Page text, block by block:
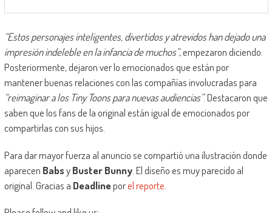
“Estos personajes inteligentes, divertidos y atrevidos han dejado una
impresión indeleble en la infancia de muchos”, empezaron diciendo.
Posteriormente, dejaron ver lo emocionados que están por
mantener buenas relaciones con las compañías involucradas para
“reimaginar a los Tiny Toons para nuevas audiencias”. Destacaron que
saben que los fans de la original están igual de emocionados por
compartirlas con sus hijos.
Para dar mayor fuerza al anuncio se compartió una ilustración donde
aparecen BabsyBuster Bunny. El diseño es muy parecido al
original. Gracias a Deadlineporel reporte